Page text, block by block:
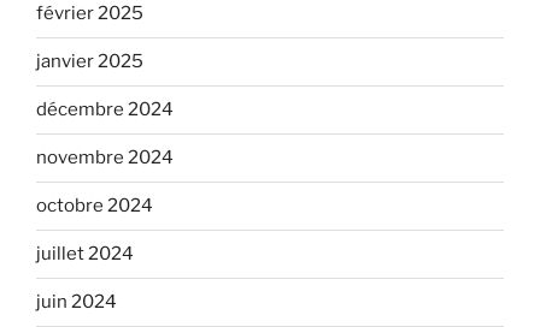
février 2025
janvier 2025
décembre 2024
novembre 2024
octobre 2024
juillet 2024
juin 2024